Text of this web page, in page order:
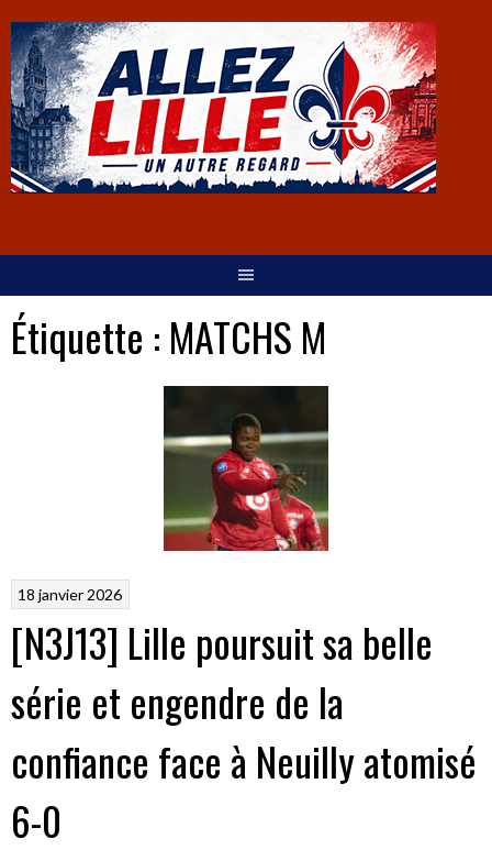
Étiquette : MATCHS M
18 janvier 2026
[N3J13] Lille poursuit sa belle
série et engendre de la
confiance face à Neuilly atomisé
6-0